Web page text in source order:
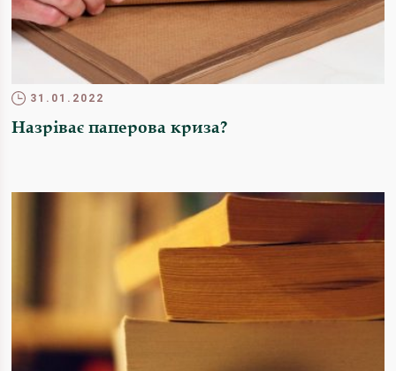
31.01.2022
Назріває паперова криза?